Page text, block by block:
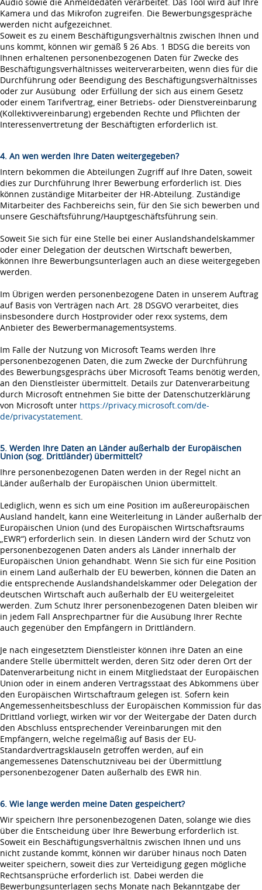
Kamera und das Mikrofon zugreifen. Die Bewerbungsgespräche
werden nicht aufgezeichnet.
Soweit es zu einem Beschäftigungsverhältnis zwischen Ihnen und
uns kommt, können wir gemäß § 26 Abs. 1 BDSG die bereits von
Ihnen erhaltenen personenbezogenen Daten für Zwecke des
Beschäftigungsverhältnisses weiterverarbeiten, wenn dies für die
Durchführung oder Beendigung des Beschäftigungsverhältnisses
oder zur Ausübung oder Erfüllung der sich aus einem Gesetz
oder einem Tarifvertrag, einer Betriebs- oder Dienstvereinbarung
(Kollektivvereinbarung) ergebenden Rechte und Pflichten der
Interessenvertretung der Beschäftigten erforderlich ist.
4. An wen werden Ihre Daten weitergegeben?
Intern bekommen die Abteilungen Zugriff auf Ihre Daten, soweit
dies zur Durchführung Ihrer Bewerbung erforderlich ist. Dies
können zuständige Mitarbeiter der HR-Abteilung. Zuständige
Mitarbeiter des Fachbereichs sein, für den Sie sich bewerben und
unsere Geschäftsführung/Hauptgeschäftsführung sein.
Soweit Sie sich für eine Stelle bei einer Auslandshandelskammer
oder einer Delegation der deutschen Wirtschaft bewerben,
können Ihre Bewerbungsunterlagen auch an diese weitergegeben
werden.
Im Übrigen werden personenbezogene Daten in unserem Auftrag
auf Basis von Verträgen nach Art. 28 DSGVO verarbeitet, dies
insbesondere durch Hostprovider oder rexx systems, dem
Anbieter des Bewerbermanagementsystems.
Im Falle der Nutzung von Microsoft Teams werden Ihre
personenbezogenen Daten, die zum Zwecke der Durchführung
des Bewerbungsgesprächs über Microsoft Teams benötig werden,
an den Dienstleister übermittelt. Details zur Datenverarbeitung
durch Microsoft entnehmen Sie bitte der Datenschutzerklärung
von Microsoft unter https://privacy.microsoft.com/de-
de/privacystatement.
5. Werden Ihre Daten an Länder außerhalb der Europäischen
Union (sog. Drittländer) übermittelt?
Ihre personenbezogenen Daten werden in der Regel nicht an
Länder außerhalb der Europäischen Union übermittelt.
Lediglich, wenn es sich um eine Position im außereuropäischen
Ausland handelt, kann eine Weiterleitung in Länder außerhalb der
Europäischen Union (und des Europäischen Wirtschaftsraums
„EWR“) erforderlich sein. In diesen Ländern wird der Schutz von
personenbezogenen Daten anders als Länder innerhalb der
Europäischen Union gehandhabt. Wenn Sie sich für eine Position
in einem Land außerhalb der EU bewerben, können die Daten an
die entsprechende Auslandshandelskammer oder Delegation der
deutschen Wirtschaft auch außerhalb der EU weitergeleitet
werden. Zum Schutz Ihrer personenbezogenen Daten bleiben wir
in jedem Fall Ansprechpartner für die Ausübung Ihrer Rechte
auch gegenüber den Empfängern in Drittländern.
Je nach eingesetztem Dienstleister können ihre Daten an eine
andere Stelle übermittelt werden, deren Sitz oder deren Ort der
Datenverarbeitung nicht in einem Mitgliedstaat der Europäischen
Union oder in einem anderen Vertragsstaat des Abkommens über
den Europäischen Wirtschaftraum gelegen ist. Sofern kein
Angemessenheitsbeschluss der Europäischen Kommission für das
Drittland vorliegt, wirken wir vor der Weitergabe der Daten durch
den Abschluss entsprechender Vereinbarungen mit den
Empfängern, welche regelmäßig auf Basis der EU-
Standardvertragsklauseln getroffen werden, auf ein
angemessenes Datenschutzniveau bei der Übermittlung
personenbezogener Daten außerhalb des EWR hin.
6. Wie lange werden meine Daten gespeichert?
Wir speichern Ihre personenbezogenen Daten, solange wie dies
über die Entscheidung über Ihre Bewerbung erforderlich ist.
Soweit ein Beschäftigungsverhältnis zwischen Ihnen und uns
nicht zustande kommt, können wir darüber hinaus noch Daten
weiter speichern, soweit dies zur Verteidigung gegen mögliche
Rechtsansprüche erforderlich ist. Dabei werden die
Bewerbungsunterlagen sechs Monate nach Bekanntgabe der